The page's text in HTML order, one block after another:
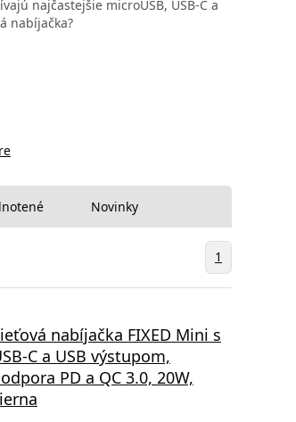
najčastejšie microUSB, USB-C a
nabíjačka?
Novinky
1
nabíjačka FIXED Mini s
C a USB výstupom,
PD a QC 3.0, 20W,